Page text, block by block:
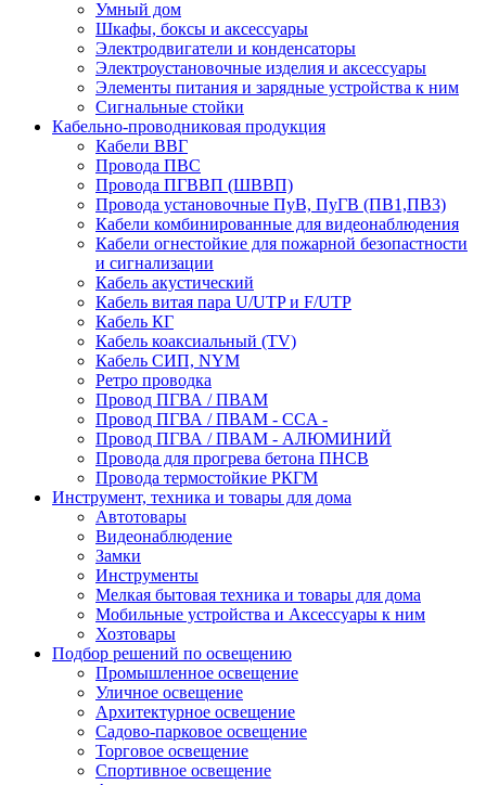
Умный дом
Шкафы, боксы и аксессуары
Электродвигатели и конденсаторы
Электроустановочные изделия и аксессуары
Элементы питания и зарядные устройства к ним
Сигнальные стойки
Кабельно-проводниковая продукция
Кабели ВВГ
Провода ПВС
Провода ПГВВП (ШВВП)
Провода установочные ПуВ, ПуГВ (ПВ1,ПВ3)
Кабели комбинированные для видеонаблюдения
Кабели огнестойкие для пожарной безопастности
и сигнализации
Кабель акустический
Кабель витая пара U/UTP и F/UTP
Кабель КГ
Кабель коаксиальный (TV)
Кабель СИП, NYM
Ретро проводка
Провод ПГВА / ПВАМ
Провод ПГВА / ПВАМ - CCA -
Провод ПГВА / ПВАМ - АЛЮМИНИЙ
Провода для прогрева бетона ПНСВ
Провода термостойкие РКГМ
Инструмент, техника и товары для дома
Автотовары
Видеонаблюдение
Замки
Инструменты
Мелкая бытовая техника и товары для дома
Мобильные устройства и Аксессуары к ним
Хозтовары
Подбор решений по освещению
Промышленное освещение
Уличное освещение
Архитектурное освещение
Садово-парковое освещение
Торговое освещение
Спортивное освещение